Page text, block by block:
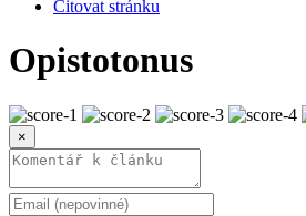
Citovat stránku
Opistotonus
×